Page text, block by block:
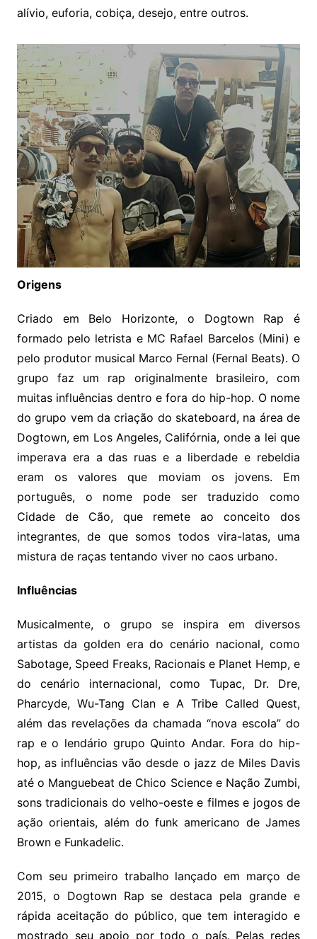
alívio, euforia, cobiça, desejo, entre outros.
Origens
Criado em Belo Horizonte, o Dogtown Rap é
formado pelo letrista e MC Rafael Barcelos (Mini) e
pelo produtor musical Marco Fernal (Fernal Beats). O
grupo faz um rap originalmente brasileiro, com
muitas influências dentro e fora do hip-hop. O nome
do grupo vem da criação do skateboard, na área de
Dogtown, em Los Angeles, Califórnia, onde a lei que
imperava era a das ruas e a liberdade e rebeldia
eram os valores que moviam os jovens. Em
português, o nome pode ser traduzido como
Cidade de Cão, que remete ao conceito dos
integrantes, de que somos todos vira-latas, uma
mistura de raças tentando viver no caos urbano.
Influências
Musicalmente, o grupo se inspira em diversos
artistas da golden era do cenário nacional, como
Sabotage, Speed Freaks, Racionais e Planet Hemp, e
do cenário internacional, como Tupac, Dr. Dre,
Pharcyde, Wu-Tang Clan e A Tribe Called Quest,
além das revelações da chamada “nova escola” do
rap e o lendário grupo Quinto Andar. Fora do hip-
hop, as influências vão desde o jazz de Miles Davis
até o Manguebeat de Chico Science e Nação Zumbi,
sons tradicionais do velho-oeste e filmes e jogos de
ação orientais, além do funk americano de James
Brown e Funkadelic.
Com seu primeiro trabalho lançado em março de
2015, o Dogtown Rap se destaca pela grande e
rápida aceitação do público, que tem interagido e
mostrado seu apoio por todo o país. Pelas redes